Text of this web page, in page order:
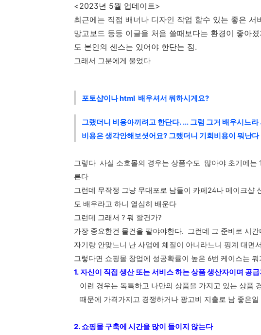
<2023년 5월 업데이트>
최근에는 직접 배너나 디자인 작업 할수 있는 좋은
망고보드 등등 이글을 처음 쓸때보다는 환경이 좋아
도 본인의 센스는 있어야 한단는 점.
그래서 그분에게 물었다
포토샵이나 html 배우셔서 뭐하시게요?
그랬더니 비용아끼려고 한단다. ... 그럼 그거 배우시느
비용은 생각안해보셧어요? 그랬더니 기회비용이 뭐냔
그렇다 사실 소호몰의 경우는 상품수도 많아야 초기에는
른다
그런데 무작정 그냥 무대포로 남들이 카페24나 메이크샵
도 배우라고 하니 열심히 배운다
그런데 그래서 ? 뭐 할건가?
가장 중요한건 물건을 팔야야한다. 그런데 그 준비로 시
자기랑 안맞느니 난 사업에 체질이 아니라느니 핑계 대면
그렇다면 쇼핑몰 창업에 성공확률이 높은 6번 케이스는
1. 자신이 직접 생산 또는 서비스 하는 상품 생산자이며 공
이런 경우는 독특하고 나만의 상품을 가지고 있는 상품
때문에 가격가지고 경쟁하거나 광고비 지출로 남 좋은일
2. 쇼핑몰 구축에 시간을 많이 들이지 않는다